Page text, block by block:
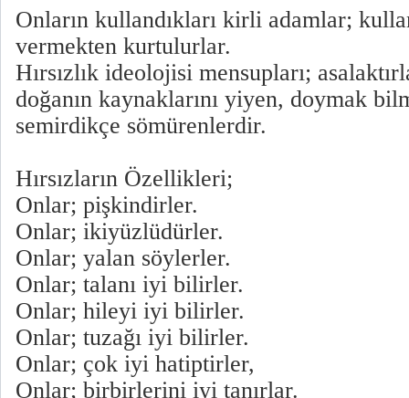
Onların kullandıkları kirli adamlar;
vermekten kurtulurlar.
Hırsızlık ideolojisi mensupları;
doğanın kaynaklarını yiyen, doymak
semirdikçe sömürenlerdir.
Hırsızların Özellikleri;
Onlar; pişkindirler.
Onlar; ikiyüzlüdürler.
Onlar; yalan söylerler.
Onlar; talanı iyi bilirler.
Onlar; hileyi iyi bilirler.
Onlar; tuzağı iyi bilirler.
Onlar; çok iyi hatiptirler,
Onlar; birbirlerini iyi tanırlar.